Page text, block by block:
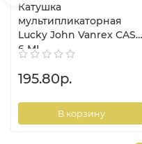
Катушка
мультипликаторная
Lucky John Vanrex CAST
6 ML
195.80р.
В корзину